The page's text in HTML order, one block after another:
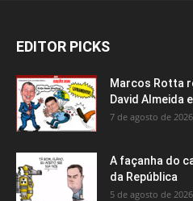
EDITOR PICKS
Marcos Rotta
David Almeida
7 de agosto de 2026
A façanha do
da República
5 de agosto de 2026